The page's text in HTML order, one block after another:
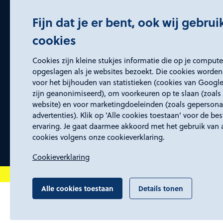
Fijn dat je er bent, ook wij
cookies
Cookies zijn kleine stukjes informatie die op je
opgeslagen als je websites bezoekt. Die cookies
voor het bijhouden van statistieken (cookies van
zijn geanonimiseerd), om voorkeuren op te slaan (zoals
website) en voor marketingdoeleinden (zoals
advertenties). Klik op 'Alle cookies toestaan' voor de
ervaring. Je gaat daarmee akkoord met het gebruik van
cookies volgens onze cookieverklaring.
Cookieverklaring
Alle cookies toestaan Details tonen
045 5437150 (keuze 2)
Openingstijden
Wij zijn elke werkdag bereikbaar van
8:30 tot 17:00 uur.
Proclaimer,